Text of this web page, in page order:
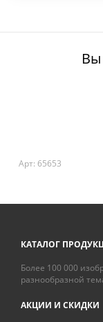
Вы
Арт: 65653
КАТАЛОГ
Более 100 000
разнообразной
АКЦИИ И СКИДКИ